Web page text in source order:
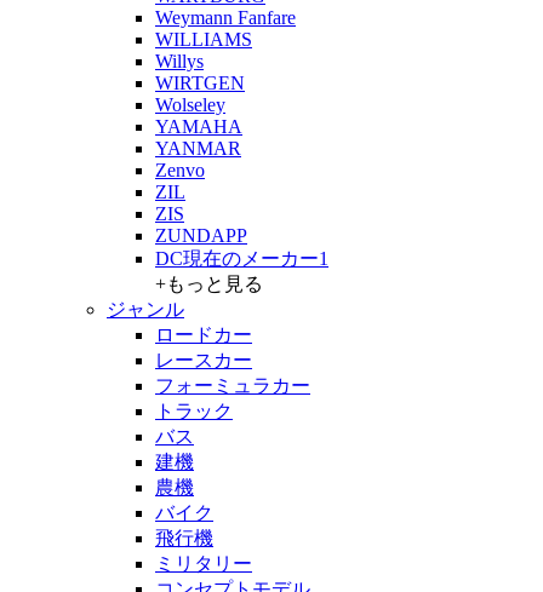
Weymann Fanfare
WILLIAMS
Willys
WIRTGEN
Wolseley
YAMAHA
YANMAR
Zenvo
ZIL
ZIS
ZUNDAPP
DC現在のメーカー1
+もっと見る
ジャンル
ロードカー
レースカー
フォーミュラカー
トラック
バス
建機
農機
バイク
飛行機
ミリタリー